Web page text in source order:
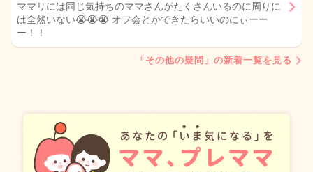
ママリには同じ気持ちのママさんがたくさんいるのに周りに
は全然いない😭😭😭 オフ会とかできたらいいのにぃーー
ー！！
「その他の疑問」の新着一覧を見る